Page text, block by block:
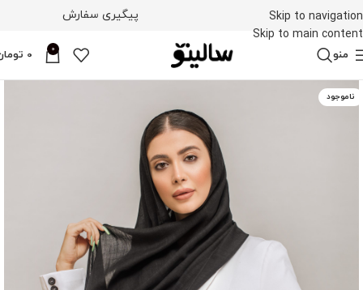
Skip to navigation
Skip to main content
پیگیری سفارش
منو 0
0
ناموجود